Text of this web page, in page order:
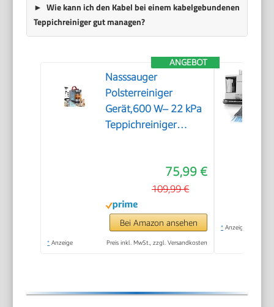
Wie kann ich den Kabel bei einem kabelgebundenen
Teppichreiniger gut managen?
ANGEBOT
Nasssauger
Polsterreiniger
Gerät,600 W– 22 kPa
Teppichreiniger
75,99 €
109,99 €
Bei Amazon ansehen
* Anzeige Preis inkl. MwSt., zzgl. Versandkosten
* Anzeige